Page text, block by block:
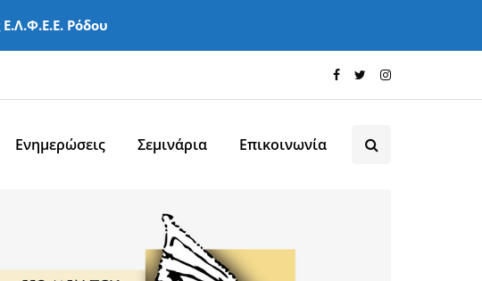
Ε.Λ.Φ.Ε.Ε. Ρόδου
Ενημερώσεις Σεμινάρια Επικοινωνία